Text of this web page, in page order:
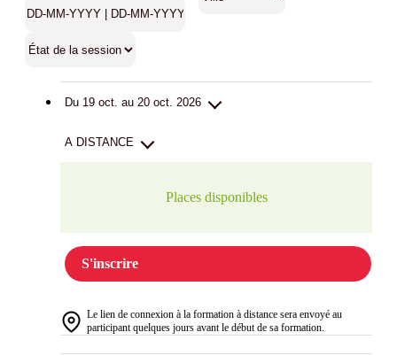
Du 19 oct. au 20 oct. 2026
A DISTANCE
Places disponibles
S'inscrire
Le lien de connexion à la formation à distance sera envoyé au
participant quelques jours avant le début de sa formation.